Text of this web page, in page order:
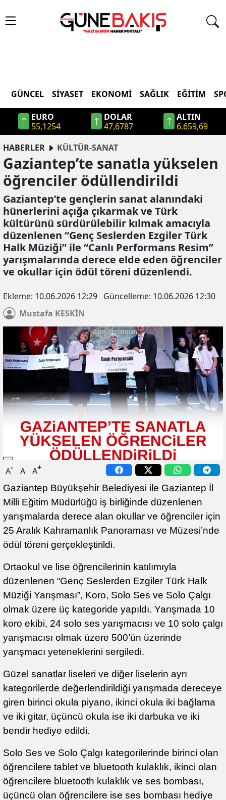
GÜNCEL SIYASET EKONOMI SAĞLIK EĞITIM
EURO
55,1254
DOLAR
47,6787
ALTIN
6.659,69
HABERLER
KÜLTÜR-SANAT
Gaziantep’te sanatla yükselen
öğrenciler ödüllendirildi
Gaziantep’te gençlerin sanat alanındaki
hünerlerini açığa çıkarmak ve Türk
kültürünü sürdürülebilir kılmak amacıyla
düzenlenen “Genç Seslerden Ezgiler Türk
Halk Müziği” ile “Canlı Performans Resim”
yarışmalarında derece elde eden öğrenciler
ve okullar için ödül töreni düzenlendi.
Ekleme: 10.06.2026 12:29 Güncelleme: 10.06.2026 12:30
Mustafa KESKİN
A- A A+
Gaziantep Büyükşehir Belediyesi ile Gaziantep İl
Milli Eğitim Müdürlüğü iş birliğinde düzenlenen
yarışmalarda derece alan okullar ve öğrenciler için
25 Aralık Kahramanlık Panoraması ve Müzesi’nde
ödül töreni gerçekleştirildi.
Ortaokul ve lise öğrencilerinin katılımıyla
düzenlenen “Genç Seslerden Ezgiler Türk Halk
Müziği Yarışması”, Koro, Solo Ses ve Solo Çalgı
olmak üzere üç kategoride yapıldı. Yarışmada 10
koro ekibi, 24 solo ses yarışmacısı ve 10 solo çalgı
yarışmacısı olmak üzere 500’ün üzerinde
yarışmacı yeteneklerini sergiledi.
Güzel sanatlar liseleri ve diğer liselerin ayrı
kategorilerde değerlendirildiği yarışmada dereceye
giren birinci okula piyano, ikinci okula iki bağlama
ve iki gitar, üçüncü okula ise iki darbuka ve iki
bendir hediye edildi.
Solo Ses ve Solo Çalgı kategorilerinde birinci olan
öğrencilere tablet ve bluetooth kulaklık, ikinci olan
öğrencilere bluetooth kulaklık ve ses bombası,
üçüncü olan öğrencilere ise ses bombası hediye